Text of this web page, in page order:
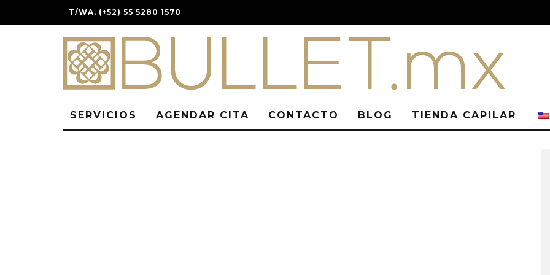
T/WA. (+52) 55 5280 1570
SERVICIOS AGENDAR CITA CONTACTO BLOG TIENDA CAPILAR